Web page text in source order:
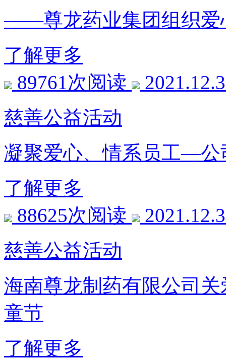
——尊龙药业集团组织爱
了解更多
89761次阅读
慈善公益活动
凝聚爱心、情系员工—公
了解更多
88625次阅读
慈善公益活动
海南尊龙制药有限公司关
童节
了解更多